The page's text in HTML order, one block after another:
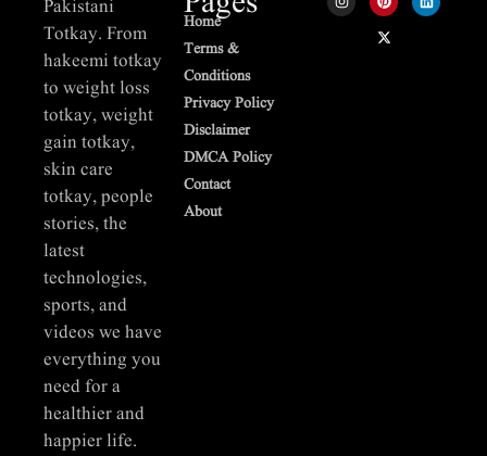
Home
Terms &
Conditions
Privacy Policy
Disclaimer
DMCA Policy
Contact
About
Pakistani
Totkay. From
hakeemi totkay
to weight loss
totkay, weight
gain totkay,
skin care
totkay, people
stories, the
latest
technologies,
sports, and
videos we have
everything you
need for a
healthier and
happier life.